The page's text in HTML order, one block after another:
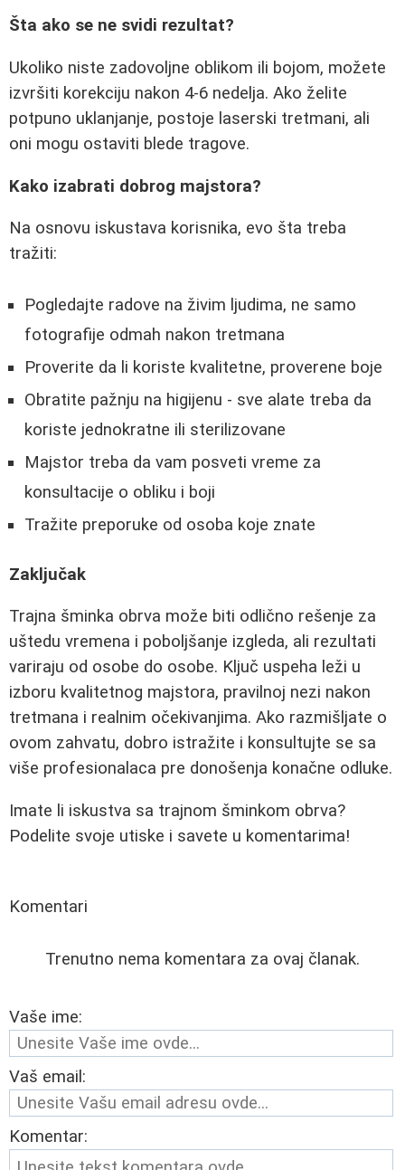
Šta ako se ne svidi rezultat?
Ukoliko niste zadovoljne oblikom ili bojom, možete
izvršiti korekciju nakon 4-6 nedelja. Ako želite
potpuno uklanjanje, postoje laserski tretmani, ali
oni mogu ostaviti blede tragove.
Kako izabrati dobrog majstora?
Na osnovu iskustava korisnika, evo šta treba
tražiti:
Pogledajte radove na živim ljudima, ne samo
fotografije odmah nakon tretmana
Proverite da li koriste kvalitetne, proverene boje
Obratite pažnju na higijenu - sve alate treba da
koriste jednokratne ili sterilizovane
Majstor treba da vam posveti vreme za
konsultacije o obliku i boji
Tražite preporuke od osoba koje znate
Zaključak
Trajna šminka obrva može biti odlično rešenje za
uštedu vremena i poboljšanje izgleda, ali rezultati
variraju od osobe do osobe. Ključ uspeha leži u
izboru kvalitetnog majstora, pravilnoj nezi nakon
tretmana i realnim očekivanjima. Ako razmišljate o
ovom zahvatu, dobro istražite i konsultujte se sa
više profesionalaca pre donošenja konačne odluke.
Imate li iskustva sa trajnom šminkom obrva?
Podelite svoje utiske i savete u komentarima!
Komentari
Trenutno nema komentara za ovaj članak.
Vaše ime:
Vaš email:
Komentar: